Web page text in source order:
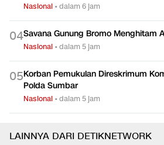
Nasional •dalam 6 jam
04Savana Gunung Bromo Menghitam
Nasional •dalam 5 jam
05Korban Pemukulan Direskrimum
Polda Sumbar
Nasional •dalam 5 jam
LAINNYA DARI DETIKNETWORK